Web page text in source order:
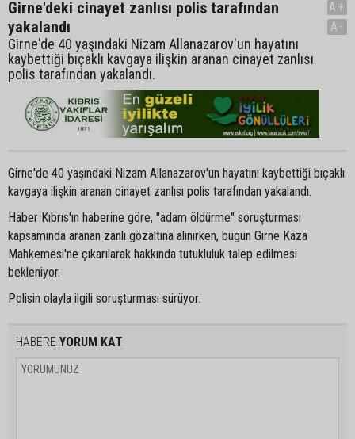
Girne'deki cinayet zanlısı polis tarafından
yakalandı
Girne'de 40 yaşındaki Nizam Allanazarov'un hayatını
kaybettiği bıçaklı kavgaya ilişkin aranan cinayet zanlısı
polis tarafından yakalandı.
A+
A-
Girne'de 40 yaşındaki Nizam Allanazarov'un hayatını kaybettiği bıçaklı
kavgaya ilişkin aranan cinayet zanlısı polis tarafından yakalandı.
Haber Kıbrıs'ın haberine göre, "adam öldürme" soruşturması
kapsamında aranan zanlı gözaltına alınırken, bugün Girne Kaza
Mahkemesi'ne çıkarılarak hakkında tutukluluk talep edilmesi
bekleniyor.
Polisin olayla ilgili soruşturması sürüyor.
HABERE YORUM KAT